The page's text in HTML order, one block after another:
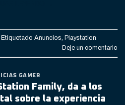
Etiquetado Anuncios, Playstation
Deje un comentario
GAMER
Family, da a los
sobre la experiencia